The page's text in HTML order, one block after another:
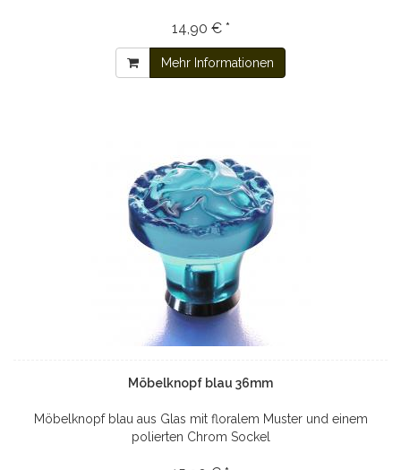
14,90 € *
Mehr Informationen
Möbelknopf blau 36mm
Möbelknopf blau aus Glas mit floralem Muster und einem
polierten Chrom Sockel